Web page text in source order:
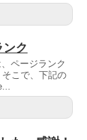
ク
ページランク
こで、下記の